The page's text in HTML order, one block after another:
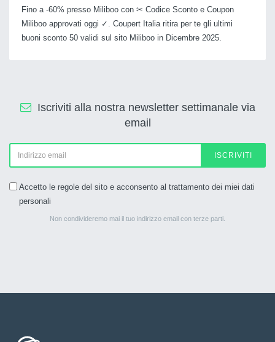
Fino a -60% presso Miliboo con ✂ Codice Sconto e Coupon
Miliboo approvati oggi ✓. Coupert Italia ritira per te gli ultimi
buoni sconto 50 validi sul sito Miliboo in Dicembre 2025.
Iscriviti alla nostra newsletter settimanale via
email
ISCRIVITI
Accetto le regole del sito e acconsento al trattamento dei miei dati
personali
Non condivideremo mai il tuo indirizzo email con terze parti.